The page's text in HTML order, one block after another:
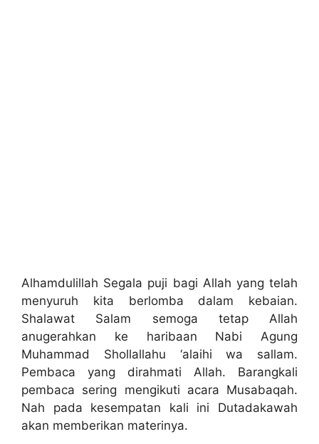
Alhamdulillah Segala puji bagi Allah yang telah
menyuruh kita berlomba dalam kebaian.
Shalawat Salam semoga tetap Allah
anugerahkan ke haribaan Nabi Agung
Muhammad Shollallahu ‘alaihi wa sallam.
Pembaca yang dirahmati Allah. Barangkali
pembaca sering mengikuti acara Musabaqah.
Nah pada kesempatan kali ini Dutadakawah
akan memberikan materinya.